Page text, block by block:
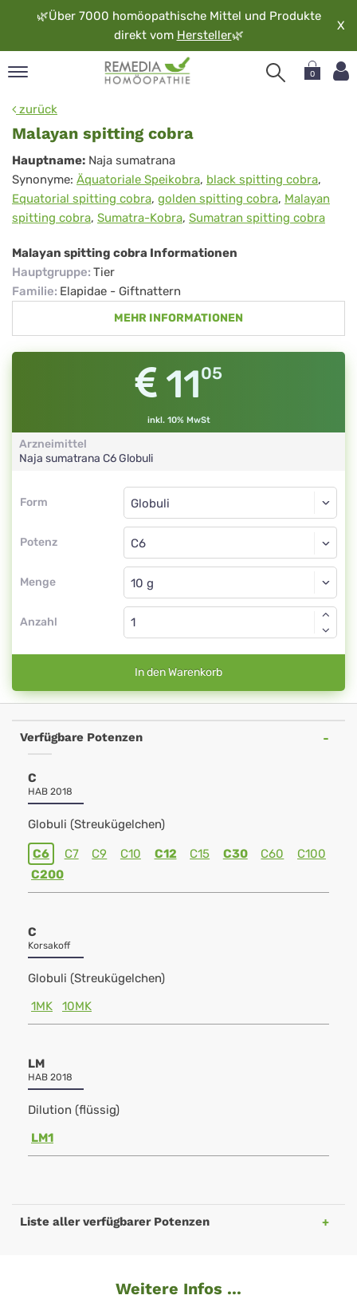
🌿Über 7000 homöopathische Mittel und Produkte
direkt vom Hersteller🌿
X
0
zurück
Malayan spitting cobra
Malayan
spitting
cobra
Hauptname: Naja sumatrana
Synonyme: Äquatoriale Speikobra, black spitting cobra,
Equatorial spitting cobra, golden spitting cobra, Malayan
spitting cobra, Sumatra-Kobra, Sumatran spitting cobra
Malayan spitting cobra Informationen
Hauptgruppe: Tier
Familie: Elapidae - Giftnattern
MEHR INFORMATIONEN
1105
inkl. 10% MwSt
Arzneimittel
Naja sumatrana C6Globuli
Form
Form
Potenz
Globuli
C6
Menge
Globuli
Anzahl
In den Warenkorb
Verfügbare Potenzen
C
HAB 2018
Globuli (Streukügelchen)
C6 C7 C9 C10 C12 C15 C30 C60
C100
C200
C
Korsakoff
Globuli (Streukügelchen)
1MK
10MK
LM
HAB 2018
Dilution (flüssig)
LM1
Liste aller verfügbarer Potenzen
Weitere Infos ...